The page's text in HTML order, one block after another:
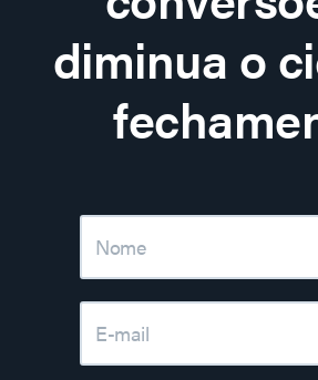
diminua o